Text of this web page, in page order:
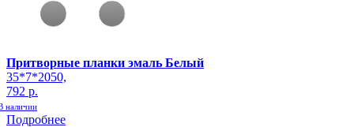
Притворные планки эмаль Белый
35*7*2050,
792 р.
наличии
Подробнее